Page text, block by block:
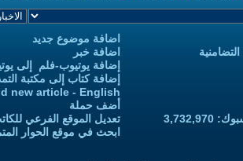
اضافة موضوع جديد
اضافة خبر
إضافة يوتيوب-فلم إلى
إضافة كتاب إلى مكتبة
new article - English
أضف حملة
تعديل الموقع الفرعي
ابحث في موقع الحوار